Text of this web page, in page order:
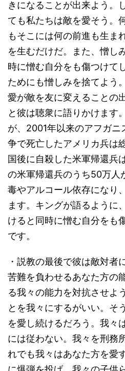
きになることが出来よう。
ても私たちは敵を愛そう。
もそこには何の前進も生ま
を生むだけだ。また、憎し
時に憎む自分をも傷つけて
ためにも憎しみを捨てよう
愛が敵を友に変えることの
と彼は聴衆に語りかけます
が、2001年以来のアフガニ
争で死亡したアメリカ兵は
国後に自殺した米軍帰還兵
の米軍帰還兵のうち50万人
毒やアルコール依存になり
ます。キングが語るように
けると同時に憎む自分をも
です。
・説教の最後で彼は敵対者
苦難を負わせるあなた方の
る我々の能力を対抗させよ
とを我々にするがいい。そ
を愛し続けるだろう。我々
には従わない。我々を刑務
れでも我々はあなた方を愛